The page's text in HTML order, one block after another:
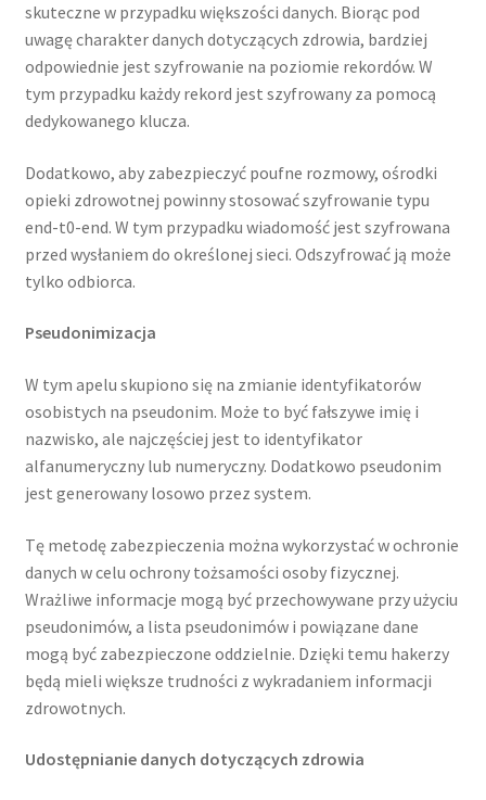
skuteczne w przypadku większości danych. Biorąc pod
uwagę charakter danych dotyczących zdrowia, bardziej
odpowiednie jest szyfrowanie na poziomie rekordów. W
tym przypadku każdy rekord jest szyfrowany za pomocą
dedykowanego klucza.
Dodatkowo, aby zabezpieczyć poufne rozmowy, ośrodki
opieki zdrowotnej powinny stosować szyfrowanie typu
end-t0-end. W tym przypadku wiadomość jest szyfrowana
przed wysłaniem do określonej sieci. Odszyfrować ją może
tylko odbiorca.
Pseudonimizacja
W tym apelu skupiono się na zmianie identyfikatorów
osobistych na pseudonim. Może to być fałszywe imię i
nazwisko, ale najczęściej jest to identyfikator
alfanumeryczny lub numeryczny. Dodatkowo pseudonim
jest generowany losowo przez system.
Tę metodę zabezpieczenia można wykorzystać w ochronie
danych w celu ochrony tożsamości osoby fizycznej.
Wrażliwe informacje mogą być przechowywane przy użyciu
pseudonimów, a lista pseudonimów i powiązane dane
mogą być zabezpieczone oddzielnie. Dzięki temu hakerzy
będą mieli większe trudności z wykradaniem informacji
zdrowotnych.
Udostępnianie danych dotyczących zdrowia